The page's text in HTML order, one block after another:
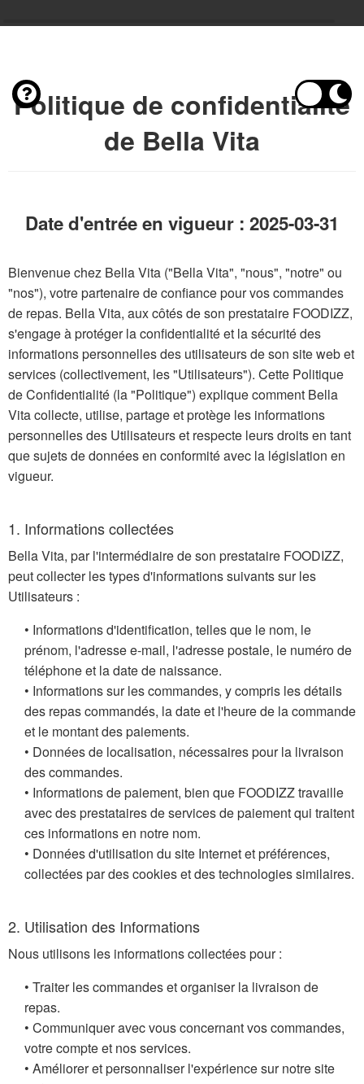
Politique de confidentialité
de Bella Vita
Date d'entrée en vigueur : 2025-03-31
Bienvenue chez Bella Vita ("Bella Vita", "nous", "notre" ou
"nos"), votre partenaire de confiance pour vos commandes
de repas. Bella Vita, aux côtés de son prestataire FOODIZZ,
s'engage à protéger la confidentialité et la sécurité des
informations personnelles des utilisateurs de son site web et
services (collectivement, les "Utilisateurs"). Cette Politique
de Confidentialité (la "Politique") explique comment Bella
Vita collecte, utilise, partage et protège les informations
personnelles des Utilisateurs et respecte leurs droits en tant
que sujets de données en conformité avec la législation en
vigueur.
1. Informations collectées
Bella Vita, par l'intermédiaire de son prestataire FOODIZZ,
peut collecter les types d'informations suivants sur les
Utilisateurs :
• Informations d'identification, telles que le nom, le
prénom, l'adresse e-mail, l'adresse postale, le numéro de
téléphone et la date de naissance.
• Informations sur les commandes, y compris les détails
des repas commandés, la date et l'heure de la commande
et le montant des paiements.
• Données de localisation, nécessaires pour la livraison
des commandes.
• Informations de paiement, bien que FOODIZZ travaille
avec des prestataires de services de paiement qui traitent
ces informations en notre nom.
• Données d'utilisation du site Internet et préférences,
collectées par des cookies et des technologies similaires.
2. Utilisation des Informations
Nous utilisons les informations collectées pour :
• Traiter les commandes et organiser la livraison de
repas.
• Communiquer avec vous concernant vos commandes,
votre compte et nos services.
• Améliorer et personnaliser l'expérience sur notre site